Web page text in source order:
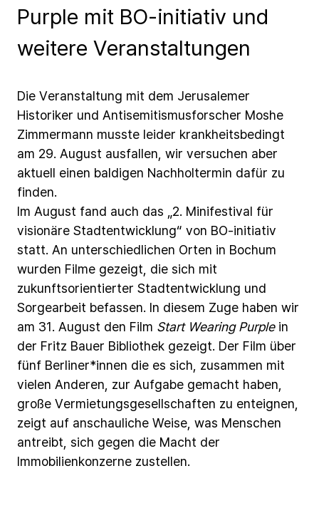
Purple mit BO-initiativ und
weitere Veranstaltungen
Die Veranstaltung mit dem Jerusalemer
Historiker und Antisemitismusforscher Moshe
Zimmermann musste leider krankheitsbedingt
am 29. August ausfallen, wir versuchen aber
aktuell einen baldigen Nachholtermin dafür zu
finden.
Im August fand auch das „2. Minifestival für
visionäre Stadtentwicklung“ von BO-initiativ
statt. An unterschiedlichen Orten in Bochum
wurden Filme gezeigt, die sich mit
zukunftsorientierter Stadtentwicklung und
Sorgearbeit befassen. In diesem Zuge haben wir
am 31. August den Film Start Wearing Purple in
der Fritz Bauer Bibliothek gezeigt. Der Film über
fünf Berliner*innen die es sich, zusammen mit
vielen Anderen, zur Aufgabe gemacht haben,
große Vermietungsgesellschaften zu enteignen,
zeigt auf anschauliche Weise, was Menschen
antreibt, sich gegen die Macht der
Immobilienkonzerne zustellen.